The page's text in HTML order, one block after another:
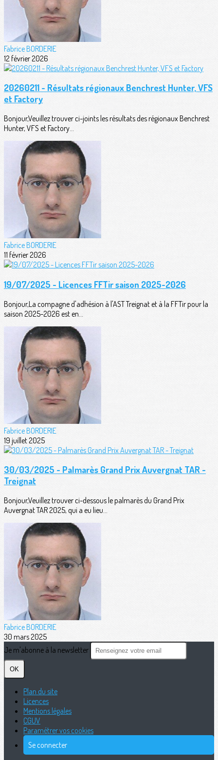
Fabrice BORDERIE
12 février 2026
20260211 - Résultats régionaux Benchrest Hunter, VFS
et Factory
Bonjour,Veuillez trouver ci-joints les résultats des régionaux Benchrest
Hunter, VFS et Factory...
Fabrice BORDERIE
11 février 2026
19/07/2025 - Licences FFTir saison 2025-2026
Bonjour,La compagne d'adhésion à l'AST Treignat et à la FFTir pour la
saison 2025-2026 est en...
Fabrice BORDERIE
19 juillet 2025
30/03/2025 - Palmarès Grand Prix Auvergnat TAR -
Treignat
Bonjour,Veuillez trouver ci-dessous le palmarès du Grand Prix
Auvergnat TAR 2025, qui a eu lieu...
Fabrice BORDERIE
30 mars 2025
Je m'abonne à la newsletter
OK
Plan du site
Licences
Mentions légales
CGUV
Paramétrer vos cookies
Se connecter